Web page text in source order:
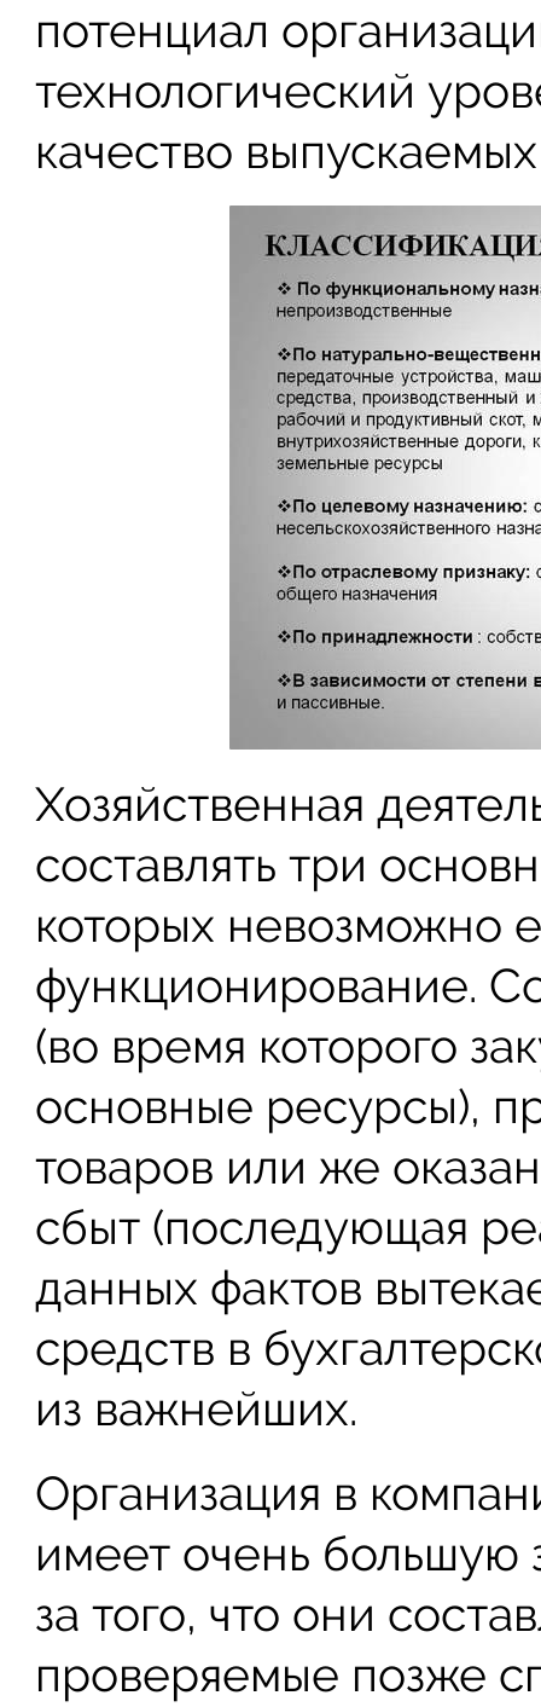
потенциал
технологический
качество
Хозяйственная
составлять три
которых невозможно
функционирование.
(во время которого
основные ресурсы),
товаров или же
сбыт (последующая
данных фактов
средств в
из важнейших.
Организация в
имеет очень большую
за того, что они
проверяемые позже